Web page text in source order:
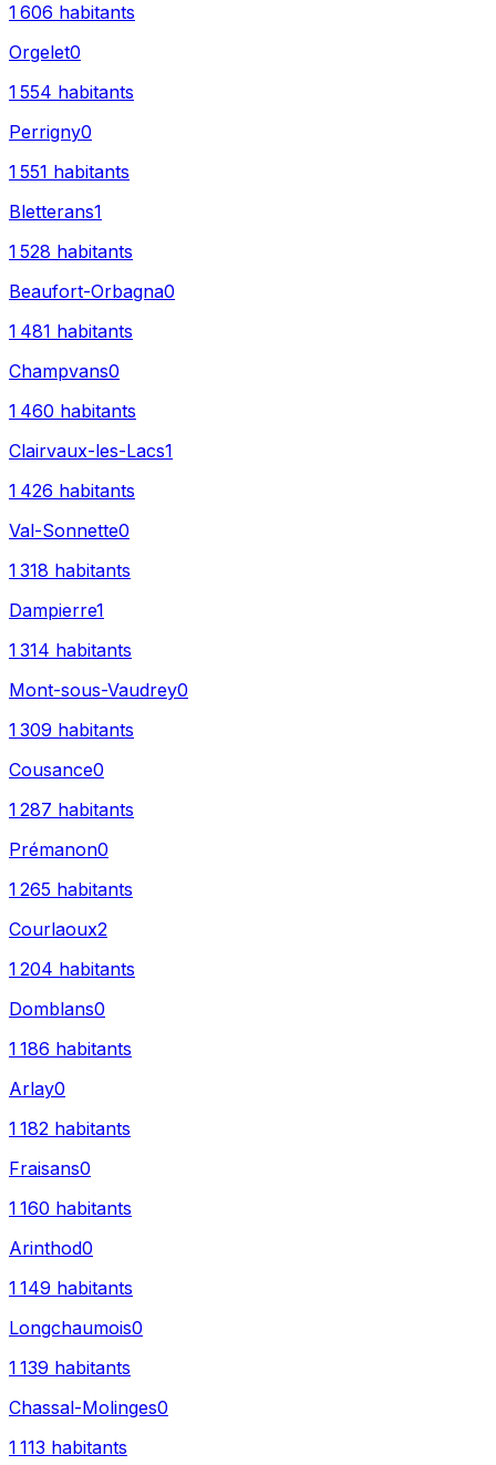
1 606 habitants
Orgelet0
1 554 habitants
Perrigny0
1 551 habitants
Bletterans1
1 528 habitants
Beaufort-Orbagna0
1 481 habitants
Champvans0
1 460 habitants
Clairvaux-les-Lacs1
1 426 habitants
Val-Sonnette0
1 318 habitants
Dampierre1
1 314 habitants
Mont-sous-Vaudrey0
1 309 habitants
Cousance0
1 287 habitants
Prémanon0
1 265 habitants
Courlaoux2
1 204 habitants
Domblans0
1 186 habitants
Arlay0
1 182 habitants
Fraisans0
1 160 habitants
Arinthod0
1 149 habitants
Longchaumois0
1 139 habitants
Chassal-Molinges0
1 113 habitants